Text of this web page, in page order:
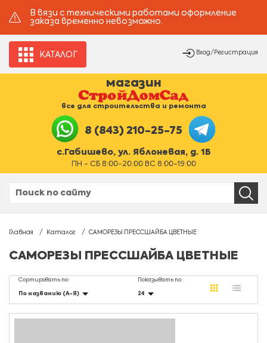
В вязи с техническими работами оформление
заказа временно невозможно.
КАТАЛОГ Вход/Регистрация
магазин
все для строительства и ремонта
8 (843) 210-25-75
с.Габишево, ул. Яблоневая, д. 1Б
ПН - СБ 8:00-20:00 ВС 8:00-19:00
Главная Каталог САМОРЕЗЫ ПРЕССШАЙБА ЦВЕТНЫЕ
САМОРЕЗЫ ПРЕССШАЙБА ЦВЕТНЫЕ
Сортировать по:
По названию (А-Я)
Показывать по:
24